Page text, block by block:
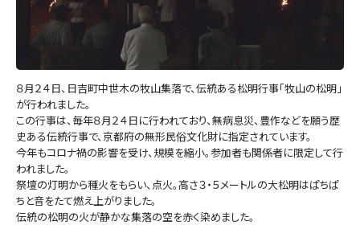
８月２４日、日吉町中世木の牧山集落で、伝統ある松明行事「牧山の松明」
が行われました。
この行事は、毎年８月２４日に行われており、無病息災、豊作などを願う歴
史ある伝統行事で、京都府の無形民俗文化財に指定されています。
今年もコロナ禍の影響を受け、規模を縮小。参加者も関係者に限定して行
われました。
祭壇の灯明から種火をもらい、点火。高さ３・５メートルの大松明はぱちぱ
ちと音をたて燃え上がりました。
伝統の松明の火が静かな集落の空を赤く染めました。